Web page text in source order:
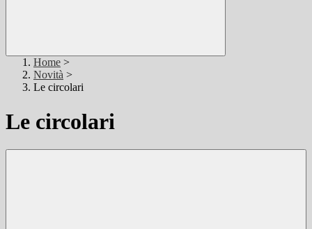
Home >
Novità >
Le circolari
Le circolari